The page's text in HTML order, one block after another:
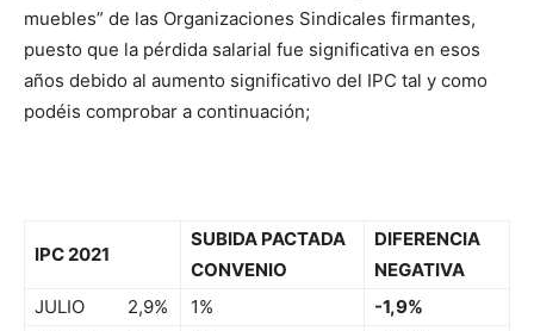
muebles” de las Organizaciones Sindicales firmantes,
puesto que la pérdida salarial fue significativa en esos
años debido al aumento significativo del IPC tal y como
podéis comprobar a continuación;
IPC 2021
SUBIDA PACTADA
CONVENIO
DIFERENCIA
NEGATIVA
JULIO 2,9%
1%
-1,9%